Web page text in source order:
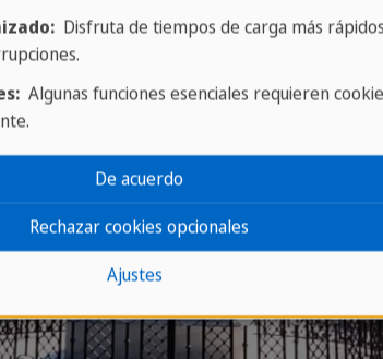
Disfruta de tiempos de carga más
Algunas funciones esenciales requieren
Ajustes
Rechazar cookies opcionales
De acuerdo